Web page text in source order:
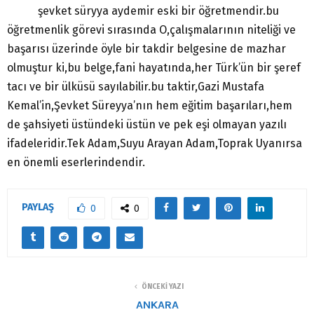
şevket süryya aydemir eski bir öğretmendir.bu
öğretmenlik görevi sırasında O,çalışmalarının niteliği ve
başarısı üzerinde öyle bir takdir belgesine de mazhar
olmuştur ki,bu belge,fani hayatında,her Türk’ün bir şeref
tacı ve bir ülküsü sayılabilir.bu taktir,Gazi Mustafa
Kemal’in,Şevket Süreyya’nın hem eğitim başarıları,hem
de şahsiyeti üstündeki üstün ve pek eşi olmayan yazılı
ifadeleridir.Tek Adam,Suyu Arayan Adam,Toprak Uyanırsa
en önemli eserlerindendir.
PAYLAŞ 0 0
ÖNCEKI YAZI
ANKARA